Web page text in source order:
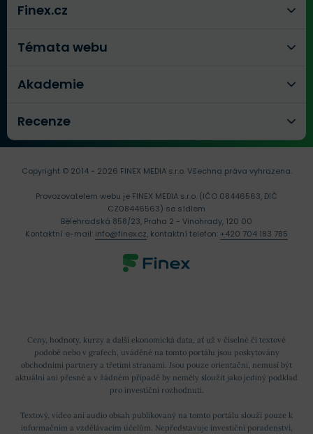
Finex.cz
Témata webu
Akademie
Recenze
Ceny, hodnoty, kurzy a další ekonomická data, ať už v číselné či textové
podobě nebo v grafech, uváděné na tomto portálu jsou poskytovány
obchodními partnery a třetími stranami. Jsou pouze orientační, nemusí být
aktuální ani přesné a v žádném případě by neměly sloužit jako jediný podklad
pro investiční rozhodnutí.
Textový, video ani audio obsah publikovaný na tomto portálu slouží pouze k
informačním a vzdělávacím účelům. Nepředstavuje investiční poradenství,
Copyright © 2014 - 2026 FINEX MEDIA s.r.o.Všechna práva vyhrazena.
Provozovatelem webu je FINEX MEDIA s.r.o. (IČO 08446563, DIČ
CZ08446563) se sídlem
Bělehradská 858/23, Praha 2 - Vinohrady, 120 00
Kontaktní e-mail: info@finex.cz, kontaktní telefon: +420 704 183 785